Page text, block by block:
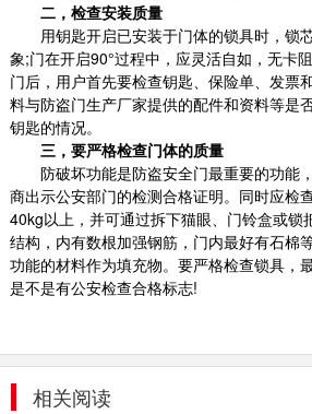
二，检查安装质量
用钥匙开启已安装于门体的锁具时，锁
象;门在开启90°过程中，应灵活自如，无卡
门后，用户首先要检查钥匙、保险单、发票
料与防盗门生产厂家提供的配件和资料等是
钥匙的情况。
三，要严格检查门体的质量
防破坏功能是防盗安全门最重要的功能
商出示公安部门的检测合格证明。同时应检
40kg以上，并可通过拆下猫眼、门铃盒或锁
结构，内有数根加强钢筋，门内最好有石棉
功能的材料作为填充物。要严格检查锁具，
是不是有公安检查合格标志!
相关阅读